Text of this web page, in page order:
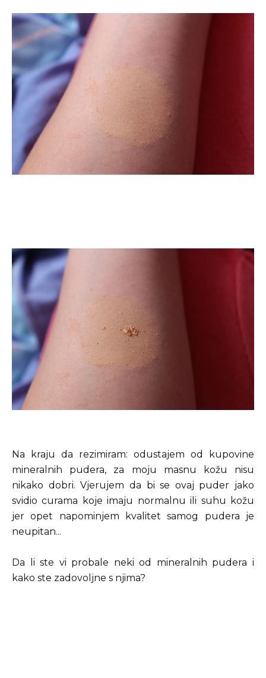
Na kraju da rezimiram: odustajem od kupovine
mineralnih pudera, za moju masnu kožu nisu
nikako dobri. Vjerujem da bi se ovaj puder jako
svidio curama koje imaju normalnu ili suhu kožu
jer opet napominjem kvalitet samog pudera je
neupitan...
Da li ste vi probale neki od mineralnih pudera i
kako ste zadovoljne s njima?